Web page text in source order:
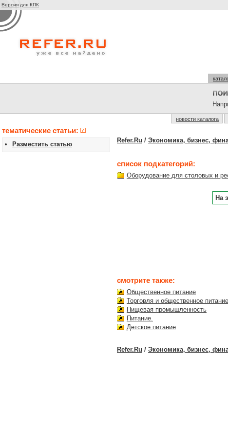
Версия для КПК
новости каталога
тематические статьи:
Разместить статью
Refer.Ru / Экономика, бизнес,
список подкатегорий:
Оборудование для столовых и
На
смотрите также:
Общественное питание
Торговля и общественное питание
Пищевая промышленность
Питание.
Детское питание
Refer.Ru / Экономика, бизнес,